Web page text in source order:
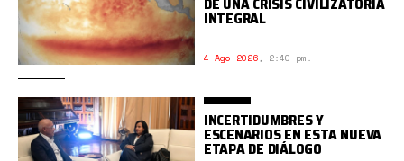
INTEGRAL
4 Ago 2026, 2:40 pm.
INCERTIDUMBRES Y
ESCENARIOS EN ESTA NUEVA
ETAPA DE DIÁLOGO